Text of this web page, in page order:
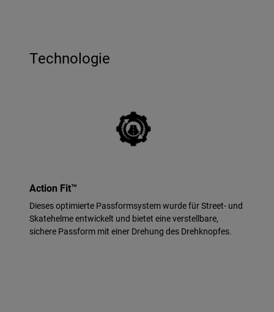
Technologie
Action Fit™
Dieses optimierte Passformsystem wurde für Street- und
Skatehelme entwickelt und bietet eine verstellbare,
sichere Passform mit einer Drehung des Drehknopfes.